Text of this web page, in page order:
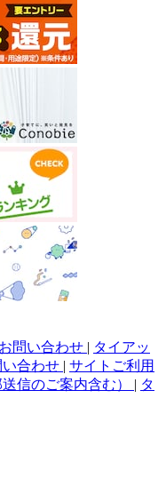
問い合わせ | タイアッ
合わせ | サイトご利用
信のご案内含む） | タ